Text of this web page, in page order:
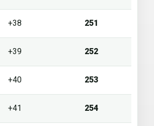
+38 251
+39 252
+40 253
+41 254